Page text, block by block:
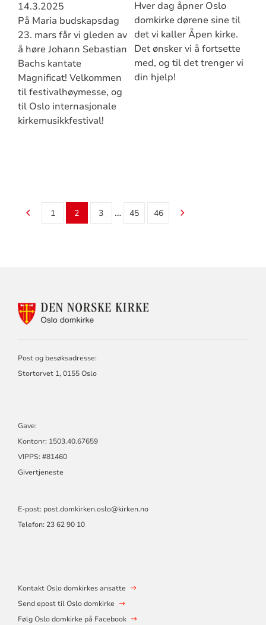
14.3.2025
På Maria budskapsdag
23. mars får vi gleden av
å høre Johann Sebastian
Bachs kantate
Magnificat! Velkommen
til festivalhøymesse, og
til Oslo internasjonale
kirkemusikkfestival!
Hver dag åpner Oslo
domkirke dørene sine til
det vi kaller Åpen kirke.
Det ønsker vi å fortsette
med, og til det trenger vi
din hjelp!
1 2 3 … 45 46
KONTAKTINFORMASJON
Post og besøksadresse:
Stortorvet 1, 0155 Oslo
Gave:
Kontonr: 1503.40.67659
VIPPS: #81460
Givertjeneste
E-post: post.domkirken.oslo@kirken.no
Telefon: 23 62 90 10
Kontakt Oslo domkirkes ansatte
Send epost til Oslo domkirke
Følg Oslo domkirke på Facebook